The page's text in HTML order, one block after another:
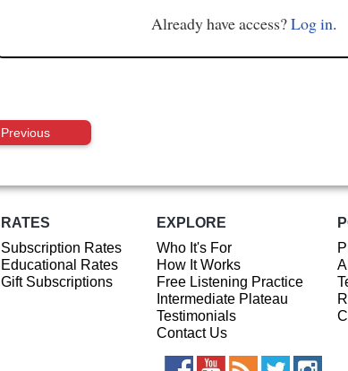
Already have access?Log in.
Previous
RATES
Subscription Rates
Educational Rates
Gift Subscriptions
EXPLORE
Who It's For
How It Works
Free Listening Practice
Intermediate Plateau
Testimonials
Contact Us